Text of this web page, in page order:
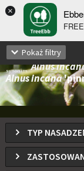
×
Alnus incana
Olsza szara
synonim Alnus
Alnus incana
TYP
Pokaż filtry